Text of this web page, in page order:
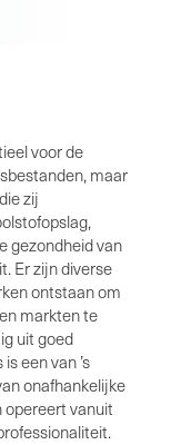
voor de
maar
zij
gezondheid van
Er zijn diverse
ontstaan om
markten te
uit goed
een van ’s
onafhankelijke
vanuit